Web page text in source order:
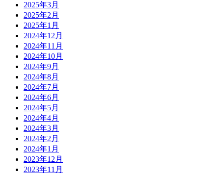
2025年3月
2025年2月
2025年1月
2024年12月
2024年11月
2024年10月
2024年9月
2024年8月
2024年7月
2024年6月
2024年5月
2024年4月
2024年3月
2024年2月
2024年1月
2023年12月
2023年11月